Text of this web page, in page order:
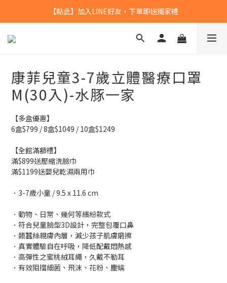
【點此】加入LINE好友，下單即送獨家禮
【點此】加入LINE好友，下單即送獨家禮
全館滿$799，本島免運
康菲兒童3-7歲立體醫療口罩
M(30入)-水豚一家
【多盒優惠】
6盒$799 / 8盒$1049 / 10盒$1249
【全館滿額禮】
滿$899送壓縮洗臉巾
滿$1199送嬰兒乾濕兩用巾
．3-7歲小童 / 9.5 x 11.6 cm
．動物、日常、幾何等繽紛款式
．符合兒童臉型3D設計，完整包覆口鼻
．類蠶絲親膚內層，減少孩子肌膚磨擦
．真實體驗自在呼吸，降低配戴悶熱感
．高彈性之蜜桃絨耳繩，久戴不勒耳
．有效阻擋細菌、飛沫、花粉、塵螨